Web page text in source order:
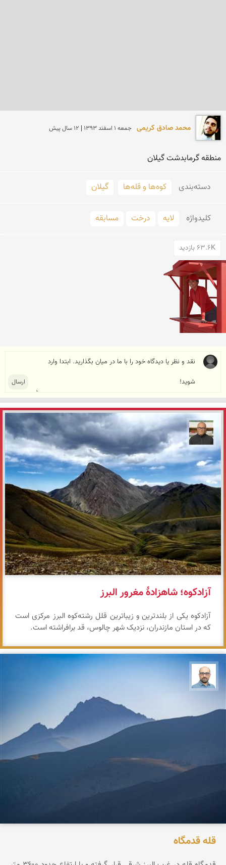
محمد صادق کریمی جمعه 1 اسفند 1393 | 12 سال پیش
منطقه گرمابدشت گیلان
دسته‌بندی کوه‌ها و قله‌ها گیلان
کلید‌واژه لایه درخت مسابقه
63.6K بازدید
مازیار ذاکری
آزادکوه؛ شاهزادهٔ مغرور البرز
آزادکوه یکی از بلندترین و زیباترین قلل رشته‌کوه البرز مرکزی است
که در استان مازندران، نزدیک شهر چالوس، قد برافراشته است.
قله قدمگاه